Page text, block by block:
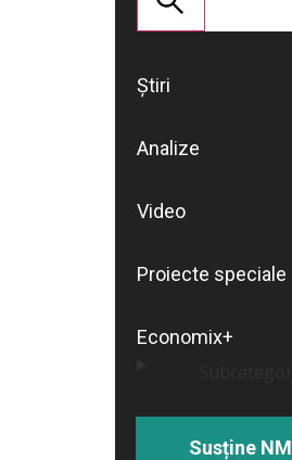
Știri
Analize
Video
Proiecte speciale
Economix+
Susține NM